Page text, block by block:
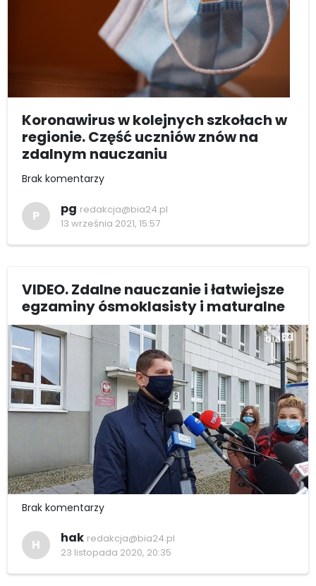
Koronawirus w kolejnych szkołach w
regionie. Część uczniów znów na
zdalnym nauczaniu
Brak komentarzy
P pg redakcja@bia24.pl
13 września 2021, 15:57
VIDEO. Zdalne nauczanie i łatwiejsze
egzaminy ósmoklasisty i maturalne
Brak komentarzy
H hak redakcja@bia24.pl
23 listopada 2020, 20:35